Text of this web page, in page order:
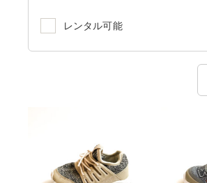
レンタル可能